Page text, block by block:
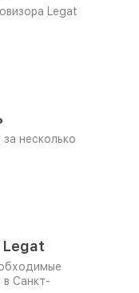
Legat
несколько
Legat
Санкт-